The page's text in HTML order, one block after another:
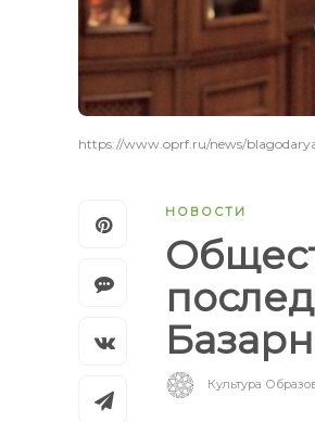
https://www.oprf.ru/news/
НОВОСТИ
Культура